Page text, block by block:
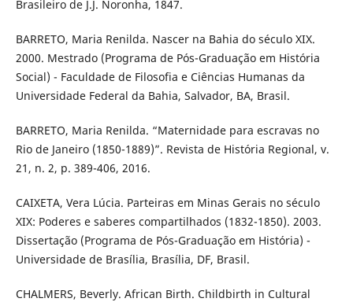
Brasileiro de J.J. Noronha, 1847.
BARRETO, Maria Renilda. Nascer na Bahia do século XIX.
2000. Mestrado (Programa de Pós-Graduação em História
Social) - Faculdade de Filosofia e Ciências Humanas da
Universidade Federal da Bahia, Salvador, BA, Brasil.
BARRETO, Maria Renilda. “Maternidade para escravas no
Rio de Janeiro (1850-1889)”. Revista de História Regional, v.
21, n. 2, p. 389-406, 2016.
CAIXETA, Vera Lúcia. Parteiras em Minas Gerais no século
XIX: Poderes e saberes compartilhados (1832-1850). 2003.
Dissertação (Programa de Pós-Graduação em História) -
Universidade de Brasília, Brasília, DF, Brasil.
CHALMERS, Beverly. African Birth. Childbirth in Cultural